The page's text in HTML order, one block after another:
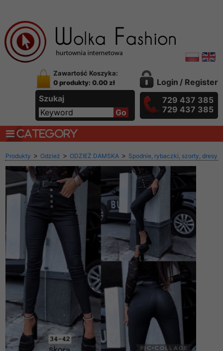
Zawartość Koszyka:
0 produkty: 0.00 zł
Szukaj
Login / Register
729 437 385
729 437 385
CATEGORY
Produkty > Odzież > ODZIEŻ DAMSKA > Spodnie, rybaczki, szorty, dresy